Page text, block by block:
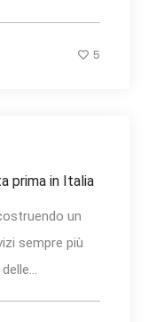
5
prima in Italia
un
sempre più